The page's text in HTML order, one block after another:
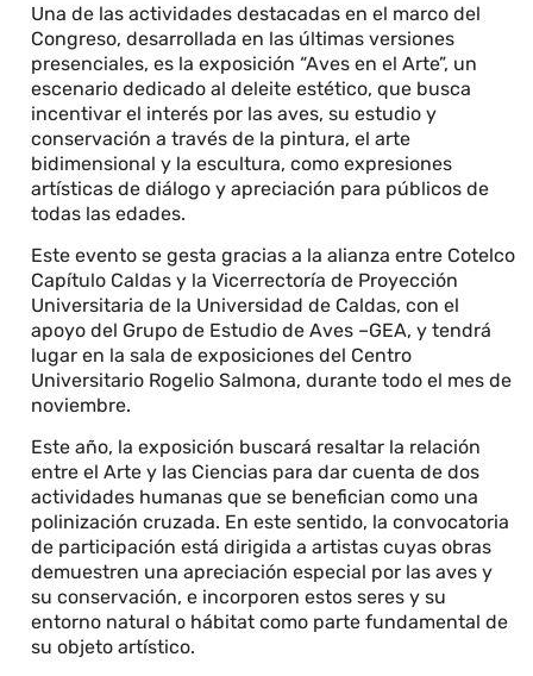
Una de las actividades destacadas en el marco del
Congreso, desarrollada en las últimas versiones
presenciales, es la exposición “Aves en el Arte”, un
escenario dedicado al deleite estético, que busca
incentivar el interés por las aves, su estudio y
conservación a través de la pintura, el arte
bidimensional y la escultura, como expresiones
artísticas de diálogo y apreciación para públicos de
todas las edades.
Este evento se gesta gracias a la alianza entre Cotelco
Capítulo Caldas y la Vicerrectoría de Proyección
Universitaria de la Universidad de Caldas, con el
apoyo del Grupo de Estudio de Aves –GEA, y tendrá
lugar en la sala de exposiciones del Centro
Universitario Rogelio Salmona, durante todo el mes de
noviembre.
Este año, la exposición buscará resaltar la relación
entre el Arte y las Ciencias para dar cuenta de dos
actividades humanas que se benefician como una
polinización cruzada. En este sentido, la convocatoria
de participación está dirigida a artistas cuyas obras
demuestren una apreciación especial por las aves y
su conservación, e incorporen estos seres y su
entorno natural o hábitat como parte fundamental de
su objeto artístico.